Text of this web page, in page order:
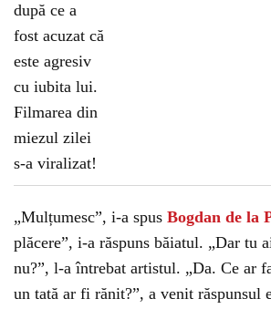
„Mulțumesc”, i-a spus Bogdan de la
plăcere”, i-a răspuns băiatul. „Dar tu
nu?”, l-a întrebat artistul. „Da. Ce ar
un tată ar fi rănit?”, a venit răspunsul